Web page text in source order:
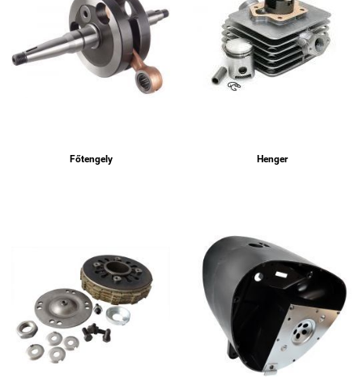
Főtengely Henger